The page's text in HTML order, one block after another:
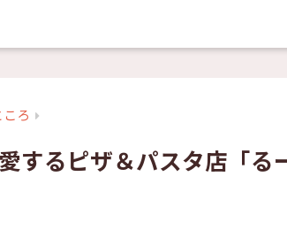
ろ
するピザ＆パスタ店「る